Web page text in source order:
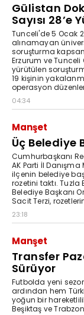
Gülistan
Sayısı 28’e
Tunceli'de 5 Ocak
alınamayan
soruşturma
Erzurum ve Tunceli
yürütülen
19 kişinin
operasyon
04:34
Manşet
Üç Belediye
Cumhurbaşkanı
AK Parti İl
ilçenin belediye
rozetini taktı. Tuzla
Belediye Başkanı
Sacit Terzi,
23:18
Manşet
Transfer
Sürüyor
Futbolda yeni
ardından hem
yoğun bir
Beşiktaş ve